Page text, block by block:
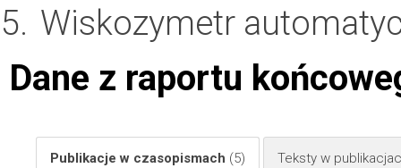
Wiskozymetr
Dane z raportu
Publikacje w czasopismach (5) Teksty w